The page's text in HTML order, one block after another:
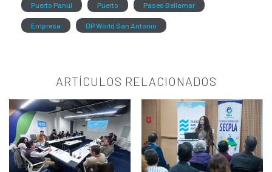
Puerto Panul Puerto Paseo Bellamar
Empresa DP World San Antonio
ARTÍCULOS RELACIONADOS